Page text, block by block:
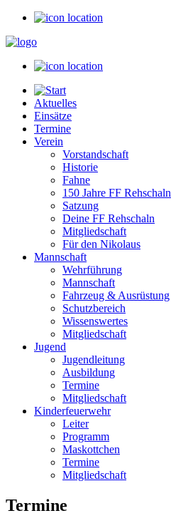
Aktuelles
Einsätze
Termine
Verein
Vorstandschaft
Historie
Fahne
150 Jahre FF Rehschaln
Satzung
Deine FF Rehschaln
Mitgliedschaft
Für den Nikolaus
Mannschaft
Wehrführung
Mannschaft
Fahrzeug & Ausrüstung
Schutzbereich
Wissenswertes
Mitgliedschaft
Jugend
Jugendleitung
Ausbildung
Termine
Mitgliedschaft
Kinderfeuerwehr
Leiter
Programm
Maskottchen
Termine
Mitgliedschaft
Termine